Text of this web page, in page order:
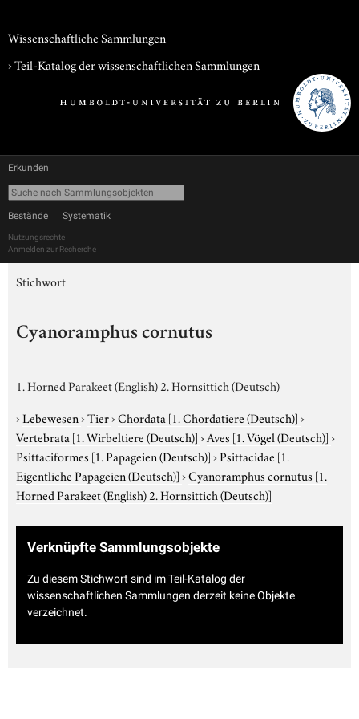
Wissenschaftliche Sammlungen
› Teil-Katalog der wissenschaftlichen Sammlungen
Erkunden
Bestände Systematik
Nutzungsrechte
Anmelden zur Recherche
Stichwort
Cyanoramphus cornutus
1. Horned Parakeet (English) 2. Hornsittich (Deutsch)
›Lebewesen›Tier›Chordata [1. Chordatiere (Deutsch)]›
Vertebrata [1. Wirbeltiere (Deutsch)]›Aves [1. Vögel (Deutsch)]›
Psittaciformes [1. Papageien (Deutsch)]›Psittacidae [1.
Eigentliche Papageien (Deutsch)]›Cyanoramphus cornutus [1.
Horned Parakeet (English) 2. Hornsittich (Deutsch)]
Verknüpfte Sammlungsobjekte
Zu diesem Stichwort sind im Teil-Katalog der
wissenschaftlichen Sammlungen derzeit keine Objekte
verzeichnet.